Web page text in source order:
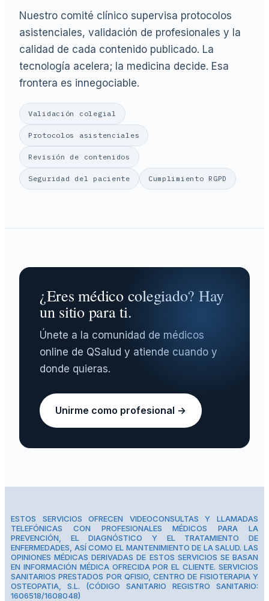
Nuestro comité clínico supervisa protocolos
asistenciales, validación de profesionales y la
calidad de cada contenido publicado. La
tecnología acelera; la medicina decide. Esa
frontera es innegociable.
Validación colegial
Protocolos asistenciales
Revisión de contenidos
Seguridad del paciente Cumplimiento RGPD
¿Eres médico colegiado? Hay
un sitio para ti.
Únete a la comunidad de médicos
online de QSalud y atiende cuando y
donde quieras.
Unirme como profesional →
ESTOS SERVICIOS OFRECEN VIDEOCONSULTAS Y LLAMADAS
TELEFÓNICAS CON PROFESIONALES MÉDICOS PARA LA
PREVENCIÓN, EL DIAGNÓSTICO Y EL TRATAMIENTO DE
ENFERMEDADES, ASÍ COMO EL MANTENIMIENTO DE LA SALUD. LAS
OPINIONES MÉDICAS DERIVADAS DE ESTOS SERVICIOS SE BASAN
EN INFORMACIÓN MÉDICA OFRECIDA POR EL CLIENTE. SERVICIOS
SANITARIOS PRESTADOS POR QFISIO, CENTRO DE FISIOTERAPIA Y
OSTEOPATIA, S.L. (CÓDIGO SANITARIO REGISTRO SANITARIO:
1606518/1608048)